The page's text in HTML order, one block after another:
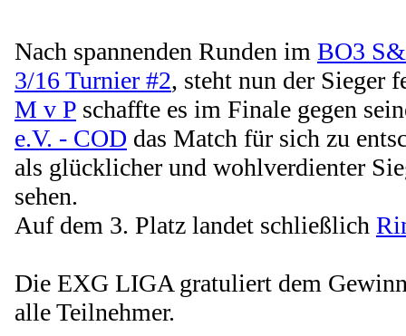
Nach spannenden Runden im BO3
3/16 Turnier #2, steht nun der Sieger
M v P schaffte es im Finale gegen
e.V. - COD das Match für sich zu
als glücklicher und wohlverdienter
sehen.
Auf dem 3. Platz landet schließlich
Die EXG LIGA gratuliert dem
alle Teilnehmer.